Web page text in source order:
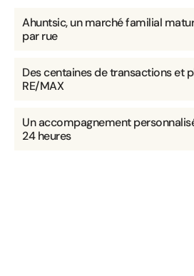
Ahuntsic, un marché familial
par rue
Des centaines de transactions et
RE/MAX
Un accompagnement
24 heures